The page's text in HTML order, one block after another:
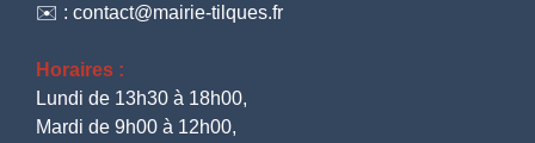
✉️ : contact@mairie-tilques.fr
Horaires :
Lundi de 13h30 à 18h00,
Mardi de 9h00 à 12h00,